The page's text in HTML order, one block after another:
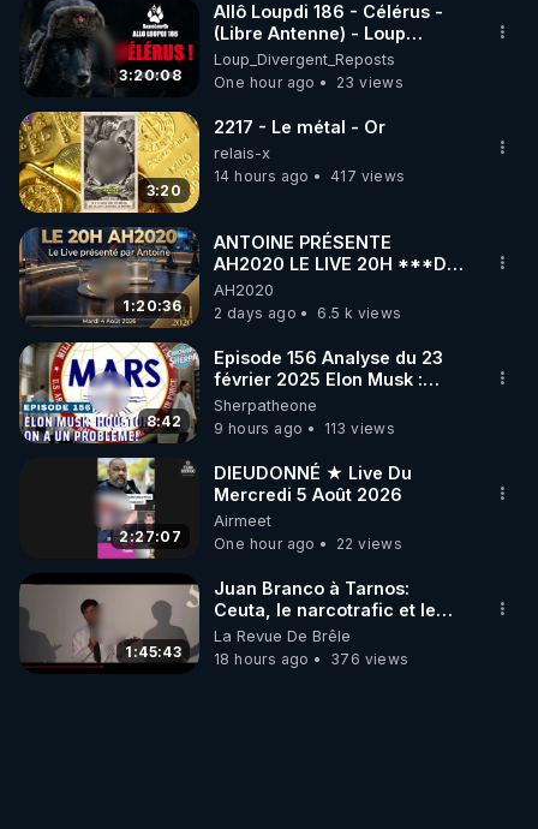
3:20:08
Allô Loupdi 186 - Célérus -
(Libre Antenne) - Loup
Divergent 2026.08.06
Loup_Divergent_Reposts
One hour ago
23 views
3:20
2217 - Le métal - Or
relais-x
14 hours ago
417 views
1:20:36
ANTOINE PRÉSENTE
AH2020 LE LIVE 20H ***DU
04/08/2026*** 📷LE
GRAND RÉVEIL EST EN
MARCHE 📷
AH2020
2 days ago
6.5 k views
8:42
Episode 156 Analyse du 23
février 2025 Elon Musk :
Houston , on a un problème !
Sherpatheone
9 hours ago
113 views
2:27:07
DIEUDONNÉ ★ Live Du
Mercredi 5 Août 2026
Airmeet
One hour ago
22 views
1:45:43
Juan Branco à Tarnos:
Ceuta, le narcotrafic et le
pouvoir en France
La Revue De Brêle
18 hours ago
376 views